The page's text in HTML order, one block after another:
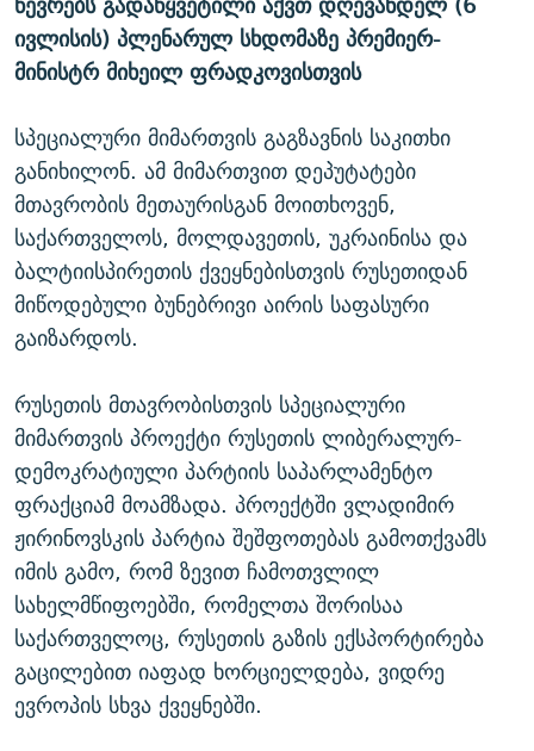
ᲛᲝᲚᲐᲞᲐᲠᲐᲙᲔ ᲢᲔᲥᲡᲢᲔᲑᲘ
ᲨᲘᲜ - ᲣᲪᲮᲝᲔᲗᲨᲘ
ᲐᲛᲔᲠᲘᲙᲣᲚᲘ ᲛᲝᲗᲮᲠᲝᲑᲐ
ᲘᲛᲞᲔᲠᲘᲐ ᲓᲐ ᲠᲐᲓᲘᲝ
ᲩᲔᲛᲘ ᲡᲘᲙᲕᲓᲘᲚᲘᲡ ᲛᲘᲖᲔᲖᲘᲐ COVID-19
11 ᲬᲔᲚᲘ - 11 ᲐᲛᲑᲐᲕᲘ
ᲑᲐᲕᲨᲕᲔᲑᲘ ᲞᲠᲝᲡᲢᲘᲢᲣᲪᲘᲐᲨᲘ - ᲐᲛᲝᲣᲗᲥᲛᲔᲚᲘ ᲐᲛᲑᲐᲕᲘ
5 ᲐᲛᲑᲐᲕᲘ - 20 ᲘᲕᲜᲘᲡᲡ ᲓᲐᲨᲐᲕᲔᲑᲣᲚᲔᲑᲘ
ᲐᲒᲕᲘᲡᲢᲝᲡ ᲝᲛᲘ
ПРИВЕТ ᲙᲣᲚᲢᲣᲠᲐ
ᲒᲐᲛᲝᲘᲬᲔᲠᲔ
რთე/რთ-ის ყველა საიტი
ივლისის) პლენარულ სხდომაზე პრემიერ-
მინისტრ მიხეილ ფრადკოვისთვის
სპეციალური მიმართვის გაგზავნის საკითხი
განიხილონ. ამ მიმართვით დეპუტატები
მთავრობის მეთაურისგან მოითხოვენ,
საქართველოს, მოლდავეთის, უკრაინისა და
ბალტიისპირეთის ქვეყნებისთვის რუსეთიდან
მიწოდებული ბუნებრივი აირის საფასური
გაიზარდოს.
რუსეთის მთავრობისთვის სპეციალური
მიმართვის პროექტი რუსეთის ლიბერალურ-
დემოკრატიული პარტიის საპარლამენტო
ფრაქციამ მოამზადა. პროექტში ვლადიმირ
ჟირინოვსკის პარტია შეშფოთებას გამოთქვამს
იმის გამო, რომ ზევით ჩამოთვლილ
სახელმწიფოებში, რომელთა შორისაა
საქართველოც, რუსეთის გაზის ექსპორტირება
გაცილებით იაფად ხორციელდება, ვიდრე
ევროპის სხვა ქვეყნებში.